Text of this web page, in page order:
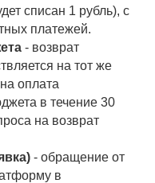
списан 1 рубль), с
платежей.
- возврат
на тот же
оплата
в течение 30
на возврат
- обращение от
в